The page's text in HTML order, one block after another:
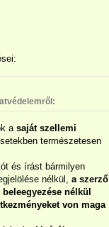
a saját szellemi
természetesen
és írást bármilyen
nélkül, a szerző
nélkül
von maga